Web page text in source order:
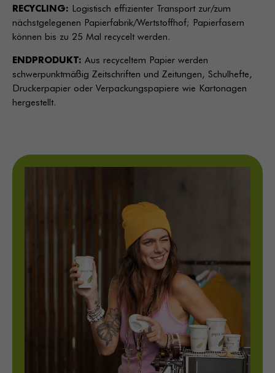
RECYCLING: Logistisch effizienter Transport zur/zum
nächstgelegenen Papierfabrik/Wertstoffhof; Papierfasern
können bis zu 25 Mal recycelt werden.
ENDPRODUKT: Aus recyceltem Papier werden
schwerpunktmäßig Zeitschriften und Zeitungen, Schulhefte,
Druckerpapier oder Verpackungspapiere wie Kartonagen
hergestellt.